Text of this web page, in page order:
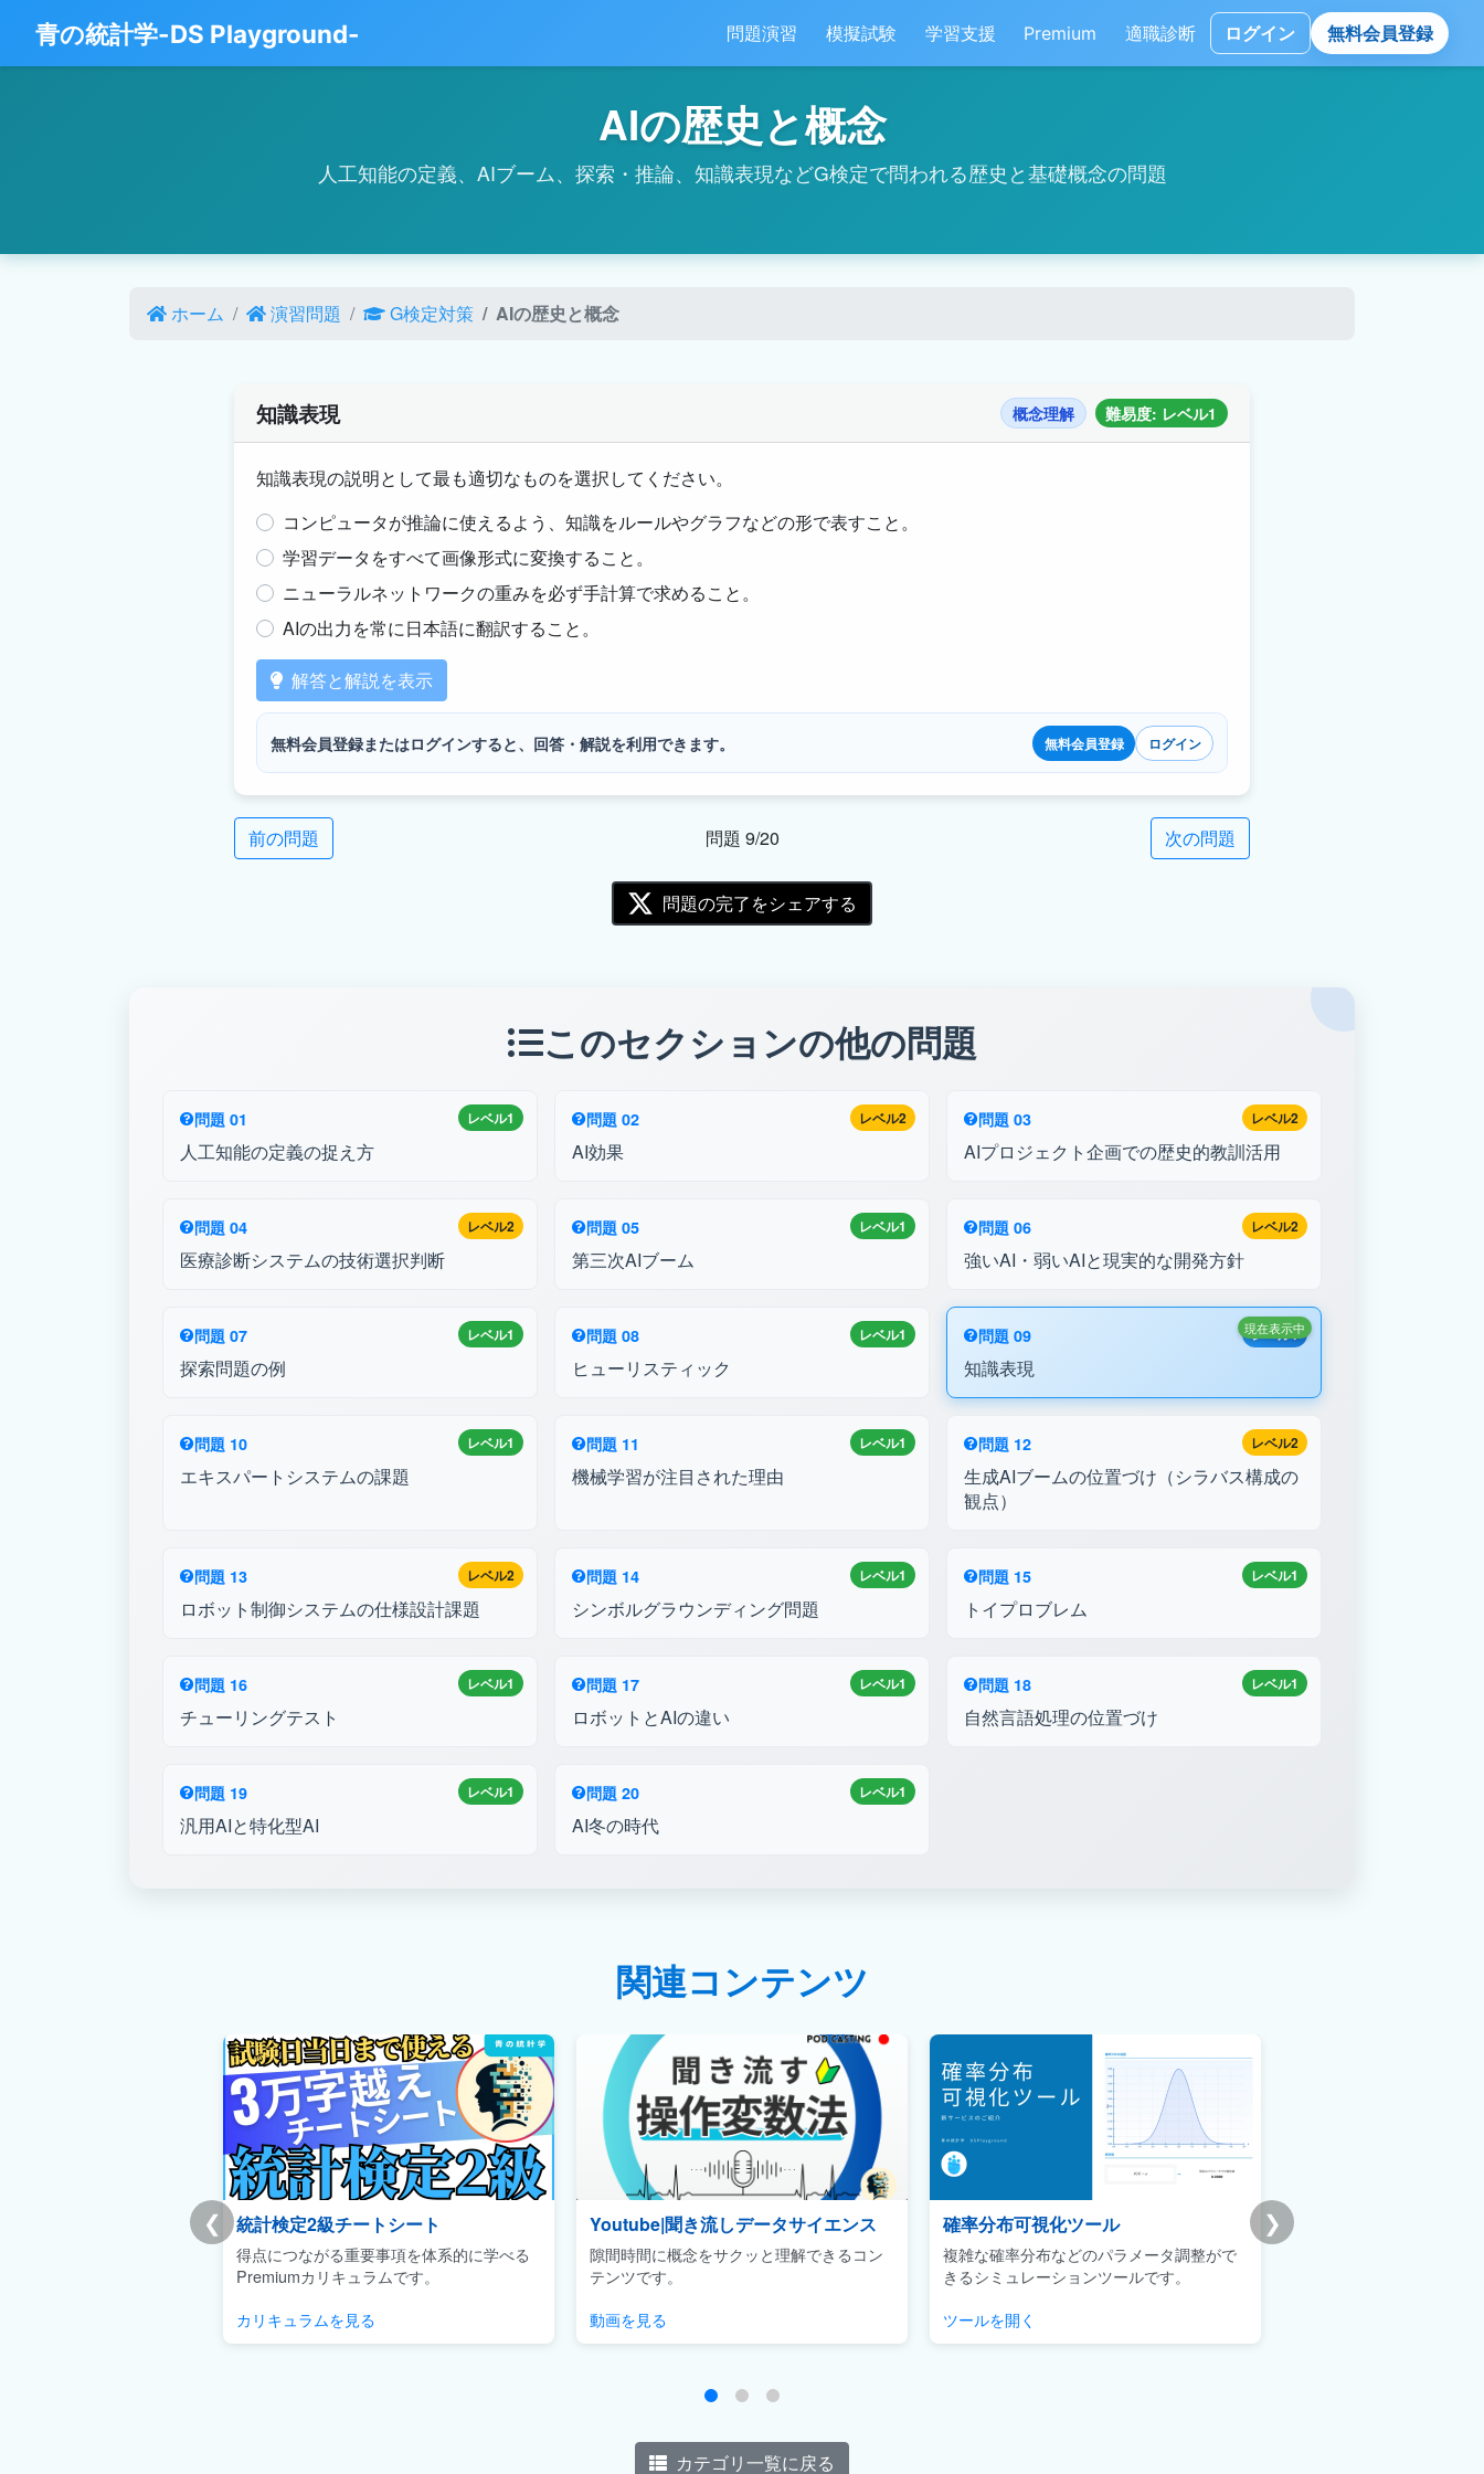
青の統計学-DS Playground- 問題演習 模擬試験 学習支援 Premium 適職診断 ログイン 無料会員登録
AIの歴史と概念
人工知能の定義、AIブーム、探索・推論、知識表現などG検定で問われる歴史と基礎概念の問題
ホーム 演習問題 G検定対策 AIの歴史と概念
知識表現 概念理解 難易度: レベル1
知識表現の説明として最も適切なものを選択してください。
コンピュータが推論に使えるよう、知識をルールやグラフなどの形で表すこと。
学習データをすべて画像形式に変換すること。
ニューラルネットワークの重みを必ず手計算で求めること。
AIの出力を常に日本語に翻訳すること。
解答と解説を表示
無料会員登録またはログインすると、回答・解説を利用できます。 無料会員登録 ログイン
前の問題 問題 9/20 次の問題
問題の完了をシェアする
このセクションの他の問題
レベル1
問題 01
人工知能の定義の捉え方
レベル2
問題 02
AI効果
レベル2
問題 03
AIプロジェクト企画での歴史的教訓活用
レベル2
問題 04
医療診断システムの技術選択判断
レベル1
問題 05
第三次AIブーム
レベル2
問題 06
強いAI・弱いAIと現実的な開発方針
レベル1
問題 07
探索問題の例
レベル1
問題 08
ヒューリスティック
レベル1
問題 09
知識表現
現在表示中
レベル1
問題 10
エキスパートシステムの課題
レベル1
問題 11
機械学習が注目された理由
レベル2
問題 12
生成AIブームの位置づけ（シラバス構成の
観点）
レベル2
問題 13
ロボット制御システムの仕様設計課題
レベル1
問題 14
シンボルグラウンディング問題
レベル1
問題 15
トイプロブレム
レベル1
問題 16
チューリングテスト
レベル1
問題 17
ロボットとAIの違い
レベル1
問題 18
自然言語処理の位置づけ
レベル1
問題 19
汎用AIと特化型AI
レベル1
問題 20
AI冬の時代
関連コンテンツ
❮ ❯
統計検定2級チートシート
得点につながる重要事項を体系的に学べる
Premiumカリキュラムです。
カリキュラムを見る
Youtube|聞き流しデータサイエンス
隙間時間に概念をサクッと理解できるコン
テンツです。
動画を見る
確率分布可視化ツール
複雑な確率分布などのパラメータ調整がで
きるシミュレーションツールです。
ツールを開く
カテゴリ一覧に戻る